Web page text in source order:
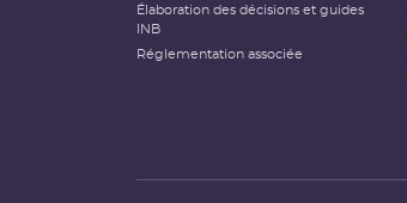
Élaboration des décisions et guides
INB
Réglementation associée